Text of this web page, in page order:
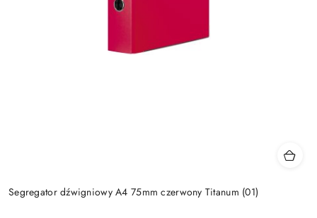
Segregator dźwigniowy A4 75mm czerwony Titanum (01)